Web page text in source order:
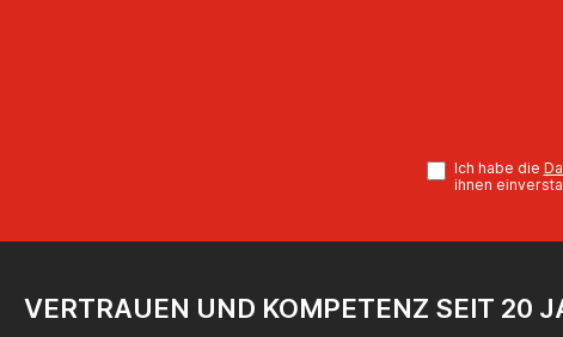
Cloud-
-
Ich habe die
ihnen
VERTRAUEN UND KOMPETENZ SEIT 20